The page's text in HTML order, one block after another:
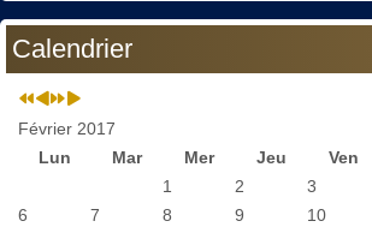
Calendrier
Février 2017
Lun
Mar Mer Jeu Ven
1
2 3
6
7 8 9 10